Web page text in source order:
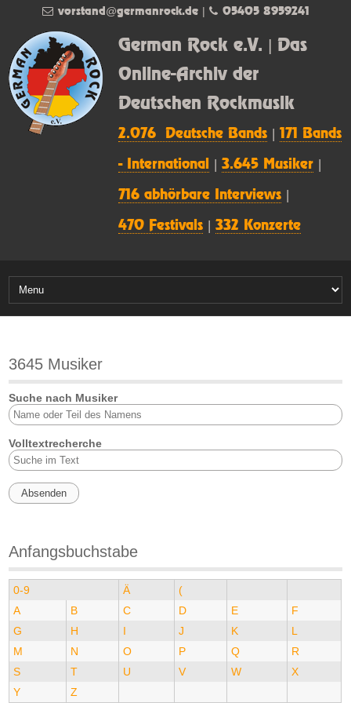
German Rock e.V. | Das
Online-Archiv der
Deutschen Rockmusik
2.076 Deutsche Bands |171 Bands
- International |3.645 Musiker
716 abhörbare Interviews
470 Festivals |332 Konzerte
vorstand@germanrock.de| 05405 8959241
3645 Musiker
Suche nach Musiker
Volltextrecherche
Anfangsbuchstabe
0-9 Ä
(
A
B C D E
F
G
H I J K
L
M
N O P Q
R
S
T U V W
X
Y
Z